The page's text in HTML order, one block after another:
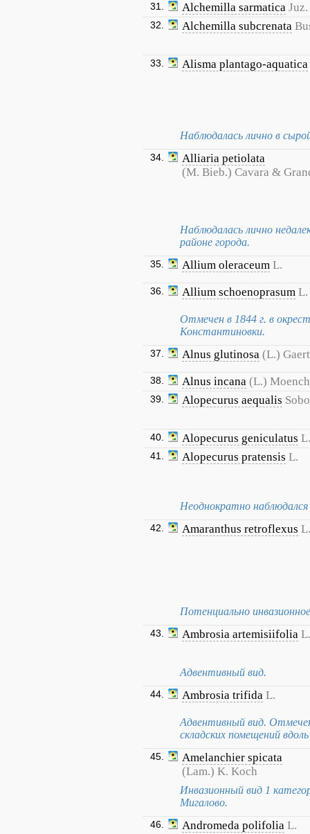
31. Alchemilla sarmatica Juz.
32. Alchemilla subcrenata
33. Alisma plantago-aquatica
Наблюдалась лично в
34.
Alliaria petiolata
(M. Bieb.) Cavara &
Наблюдалась лично
районе города.
35. Allium oleraceum L.
36. Allium schoenoprasum L.
Отмечен в 1844 г. в
Константиновки.
37. Alnus glutinosa (L.)
38. Alnus incana (L.) Moench
39. Alopecurus aequalis
40. Alopecurus geniculatus L.
41. Alopecurus pratensis L.
Неоднократно наблюдался
42. Amaranthus retroflexus L.
Потенциально
43. Ambrosia artemisiifolia L.
Адвентивный вид.
44. Ambrosia trifida L.
Адвентивный вид.
складских помещений
45.
Amelanchier spicata
(Lam.) K. Koch
Инвазионный вид 1
Мигалово.
46. Andromeda polifolia L.